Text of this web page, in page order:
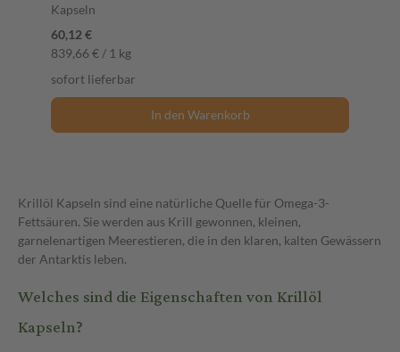
Krillöl Kapseln sind eine natürliche Quelle für Omega-3-
Fettsäuren. Sie werden aus Krill gewonnen, kleinen,
garnelenartigen Meerestieren, die in den klaren, kalten Gewässern
der Antarktis leben.
Welches sind die Eigenschaften von Krillöl
Kapseln?
Kapseln
60,12 €
839,66 € / 1 kg
sofort lieferbar
In den Warenkorb